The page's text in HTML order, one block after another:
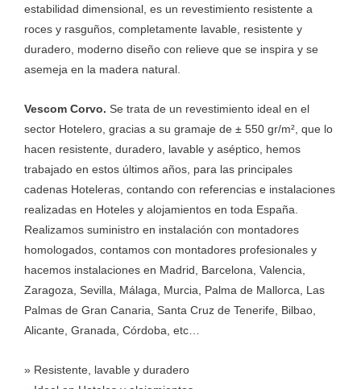
estabilidad dimensional, es un revestimiento resistente a
roces y rasguños, completamente lavable, resistente y
duradero, moderno diseño con relieve que se inspira y se
asemeja en la madera natural.
Vescom Corvo. Se trata de un revestimiento ideal en el
sector Hotelero, gracias a su gramaje de ± 550 gr/m², que lo
hacen resistente, duradero, lavable y aséptico, hemos
trabajado en estos últimos años, para las principales
cadenas Hoteleras, contando con referencias e instalaciones
realizadas en Hoteles y alojamientos en toda España.
Realizamos suministro en instalación con montadores
homologados, contamos con montadores profesionales y
hacemos instalaciones en Madrid, Barcelona, Valencia,
Zaragoza, Sevilla, Málaga, Murcia, Palma de Mallorca, Las
Palmas de Gran Canaria, Santa Cruz de Tenerife, Bilbao,
Alicante, Granada, Córdoba, etc…
» Resistente, lavable y duradero